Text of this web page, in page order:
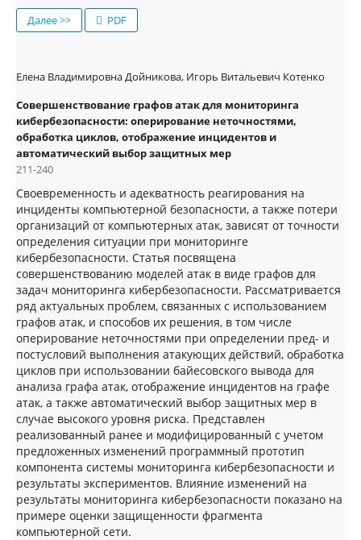
Далее >> PDF
Елена Владимировна Дойникова, Игорь Витальевич Котенко
Совершенствование графов атак для мониторинга
кибербезопасности: оперирование неточностями,
обработка циклов, отображение инцидентов и
автоматический выбор защитных мер
211-240
Своевременность и адекватность реагирования на
инциденты компьютерной безопасности, а также потери
организаций от компьютерных атак, зависят от точности
определения ситуации при мониторинге
кибербезопасности. Статья посвящена
совершенствованию моделей атак в виде графов для
задач мониторинга кибербезопасности. Рассматривается
ряд актуальных проблем, связанных с использованием
графов атак, и способов их решения, в том числе
оперирование неточностями при определении пред- и
постусловий выполнения атакующих действий, обработка
циклов при использовании байесовского вывода для
анализа графа атак, отображение инцидентов на графе
атак, а также автоматический выбор защитных мер в
случае высокого уровня риска. Представлен
реализованный ранее и модифицированный с учетом
предложенных изменений программный прототип
компонента системы мониторинга кибербезопасности и
результаты экспериментов. Влияние изменений на
результаты мониторинга кибербезопасности показано на
примере оценки защищенности фрагмента
компьютерной сети.